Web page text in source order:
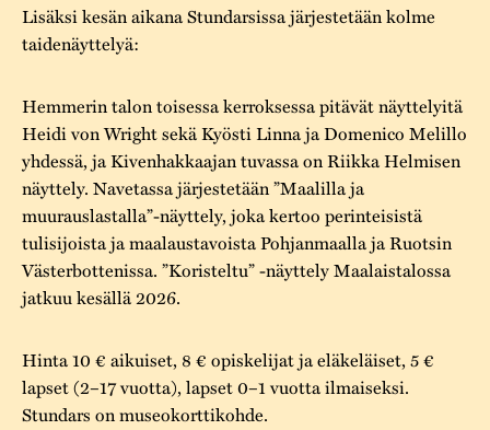
Lisäksi kesän aikana Stundarsissa järjestetään kolme
taidenäyttelyä:
Hemmerin talon toisessa kerroksessa pitävät näyttelyitä
Heidi von Wright sekä Kyösti Linna ja Domenico Melillo
yhdessä, ja Kivenhakkaajan tuvassa on Riikka Helmisen
näyttely. Navetassa järjestetään ”Maalilla ja
muurauslastalla”-näyttely, joka kertoo perinteisistä
tulisijoista ja maalaustavoista Pohjanmaalla ja Ruotsin
Västerbottenissa. ”Koristeltu” -näyttely Maalaistalossa
jatkuu kesällä 2026.
Hinta 10 € aikuiset, 8 € opiskelijat ja eläkeläiset, 5 €
lapset (2–17 vuotta), lapset 0–1 vuotta ilmaiseksi.
Stundars on museokorttikohde.